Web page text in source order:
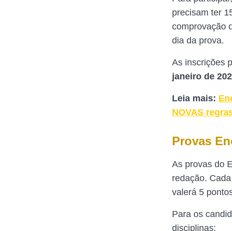
precisam ter
comprovação
dia da prova.
As inscrições
janeiro de
Leia mais:
NOVAS
Provas
As provas do
redação.
valerá 5
Para os
disciplinas: